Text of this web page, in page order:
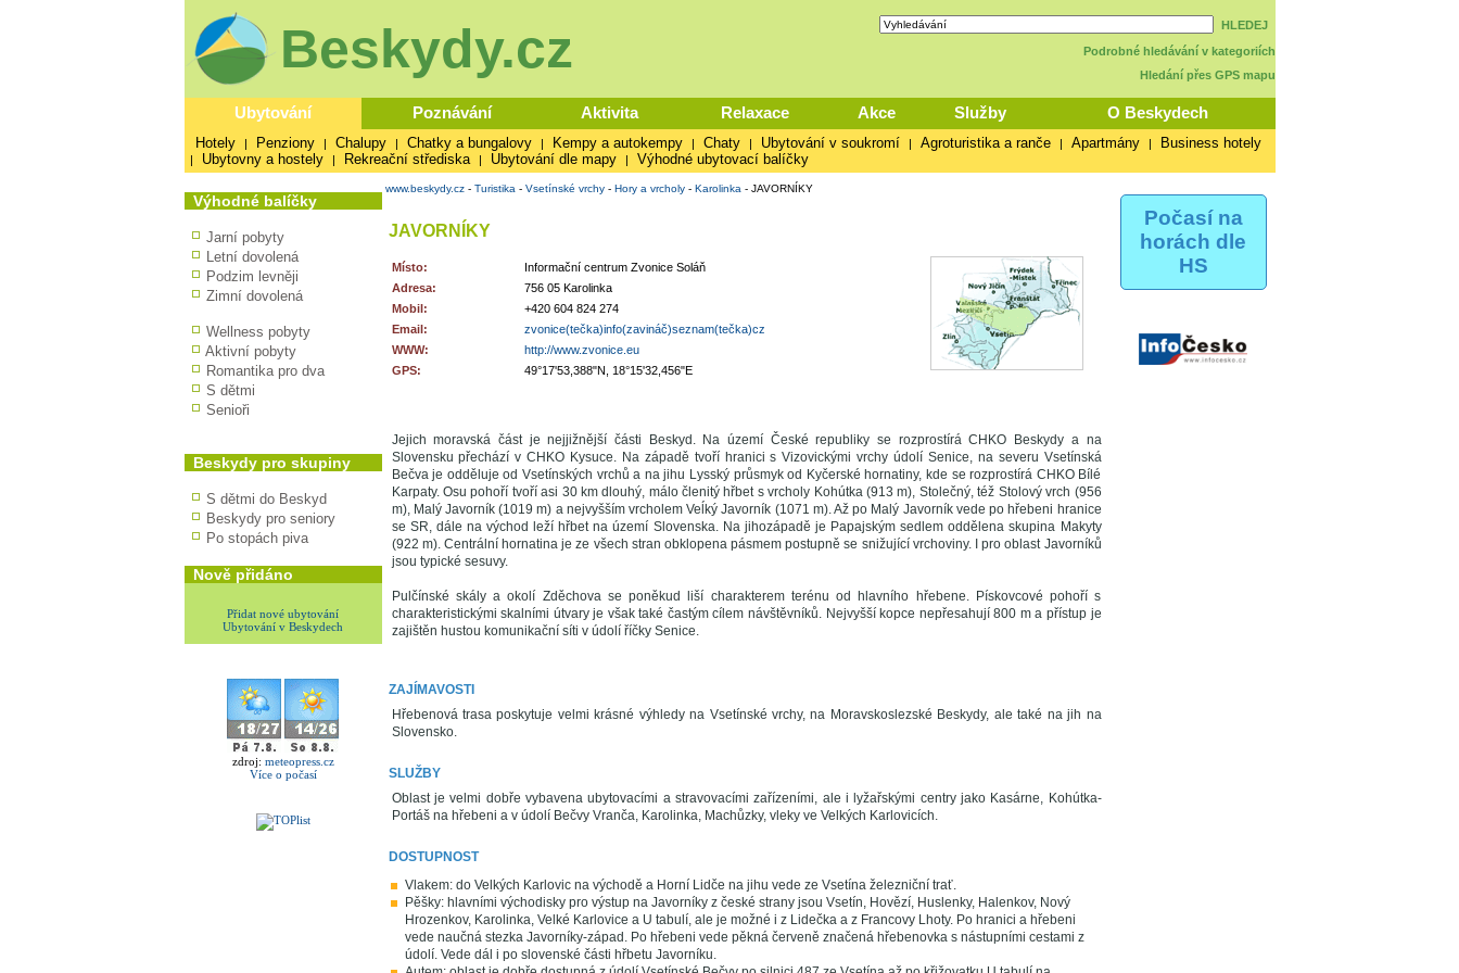
Beskydy.cz
HLEDEJ
Podrobné hledávání v kategoriích
Hledání přes GPS mapu
Ubytování Poznávání Aktivita Relaxace Akce Služby O Beskydech
Hotely | Penziony | Chalupy | Chatky a bungalovy | Kempy a autokempy | Chaty | Ubytování v soukromí | Agroturistika a ranče | Apartmány | Business hotely
| Ubytovny a hostely | Rekreační střediska | Ubytování dle mapy | Výhodné ubytovací balíčky
Počasí na
horách dle
HS
Výhodné balíčky
Jarní pobyty
Letní dovolená
Podzim levněji
Zimní dovolená
Wellness pobyty
Aktivní pobyty
Romantika pro dva
S dětmi
Senioři
Beskydy pro skupiny
S dětmi do Beskyd
Beskydy pro seniory
Po stopách piva
Nově přidáno
Přidat nové ubytování
Ubytování v Beskydech
zdroj: meteopress.cz
Více o počasí
www.beskydy.cz- Turistika - Vsetínské vrchy- Hory a vrcholy- Karolinka - JAVORNÍKY
JAVORNÍKY
Místo:
Informační centrum Zvonice Soláň
Adresa:
756 05 Karolinka
Mobil:
+420 604 824 274
Email:
zvonice(tečka)info(zavináč)seznam(tečka)cz
WWW:
http://www.zvonice.eu
GPS:
49°17'53,388"N, 18°15'32,456"E
Jejich moravská část je nejjižnější části Beskyd. Na území České republiky se rozprostírá CHKO Beskydy a na
Slovensku přechází v CHKO Kysuce. Na západě tvoří hranici s Vizovickými vrchy údolí Senice, na severu Vsetínská
Bečva je odděluje od Vsetínských vrchů a na jihu Lysský průsmyk od Kyčerské hornatiny, kde se rozprostírá CHKO Bílé
Karpaty. Osu pohoří tvoří asi 30 km dlouhý, málo členitý hřbet s vrcholy Kohútka (913 m), Stolečný, též Stolový vrch (956
m), Malý Javorník (1019 m) a nejvyšším vrcholem Veĺký Javorník (1071 m). Až po Malý Javorník vede po hřebeni hranice
se SR, dále na východ leží hřbet na území Slovenska. Na jihozápadě je Papajským sedlem oddělena skupina Makyty
(922 m). Centrální hornatina je ze všech stran obklopena pásmem postupně se snižující vrchoviny. I pro oblast Javorníků
jsou typické sesuvy.
Pulčínské skály a okolí Zděchova se poněkud liší charakterem terénu od hlavního hřebene. Pískovcové pohoří s
charakteristickými skalními útvary je však také častým cílem návštěvníků. Nejvyšší kopce nepřesahují 800 m a přístup je
zajištěn hustou komunikační síti v údolí říčky Senice.
ZAJÍMAVOSTI
Hřebenová trasa poskytuje velmi krásné výhledy na Vsetínské vrchy, na Moravskoslezské Beskydy, ale také na jih na
Slovensko.
SLUŽBY
Oblast je velmi dobře vybavena ubytovacími a stravovacími zařízeními, ale i lyžařskými centry jako Kasárne, Kohútka-
Portáš na hřebeni a v údolí Bečvy Vranča, Karolinka, Machůzky, vleky ve Velkých Karlovicích.
DOSTUPNOST
Vlakem: do Velkých Karlovic na východě a Horní Lidče na jihu vede ze Vsetína železniční trať.
Pěšky: hlavními východisky pro výstup na Javorníky z české strany jsou Vsetín, Hovězí, Huslenky, Halenkov, Nový
Hrozenkov, Karolinka, Velké Karlovice a U tabulí, ale je možné i z Lidečka a z Francovy Lhoty. Po hranici a hřebeni
vede naučná stezka Javorníky-západ. Po hřebeni vede pěkná červeně značená hřebenovka s nástupními cestami z
údolí. Vede dál i po slovenské části hřbetu Javorníku.